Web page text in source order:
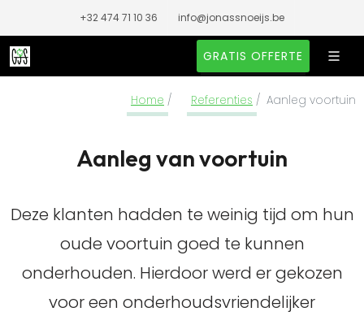
+32 474 71 10 36 info@jonassnoeijs.be
GRATIS OFFERTE
Home Referenties Aanleg voortuin
Aanleg van voortuin
Deze klanten hadden te weinig tijd om hun
oude voortuin goed te kunnen
onderhouden. Hierdoor werd er gekozen
voor een onderhoudsvriendelijker